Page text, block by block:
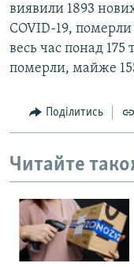
виявили 1893
COVID-19,
весь час понад 175
померли, майже
Поділитись
Читайте